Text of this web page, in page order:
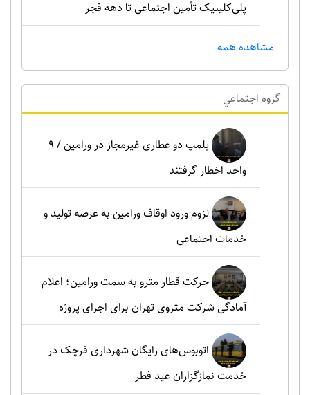
پلی‌کلینیک تأمین اجتماعی تا دهه فجر
مشاهده همه
گروه اجتماعي
پلمپ دو عطاری غیرمجاز در ورامین / ۹
واحد اخطار گرفتند
لزوم ورود اوقاف ورامین به عرصه تولید و
خدمات اجتماعی
حرکت قطار مترو به سمت ورامین؛ اعلام
آمادگی شرکت متروی تهران برای اجرای پروژه
اتوبوس‌های رایگان شهرداری قرچک در
خدمت نمازگزاران عید فطر